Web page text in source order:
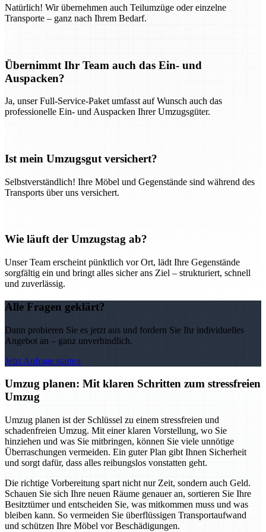
Natürlich! Wir übernehmen auch Teilumzüge oder einzelne
Transporte – ganz nach Ihrem Bedarf.
Übernimmt Ihr Team auch das Ein- und
Auspacken?
Ja, unser Full-Service-Paket umfasst auf Wunsch auch das
professionelle Ein- und Auspacken Ihrer Umzugsgüter.
Ist mein Umzugsgut versichert?
Selbstverständlich! Ihre Möbel und Gegenstände sind während des
Transports über uns versichert.
Wie läuft der Umzugstag ab?
Unser Team erscheint pünktlich vor Ort, lädt Ihre Gegenstände
sorgfältig ein und bringt alles sicher ans Ziel – strukturiert, schnell
und zuverlässig.
Alle Fragen geklärt?
Dann probieren Sie es jetzt aus und fordern Sie Ihr individuelles
Angebot an – ganz unverbindlich.
Jetzt Anfrage starten
Umzug planen: Mit klaren Schritten zum stressfreien
Umzug
Umzug planen ist der Schlüssel zu einem stressfreien und
schadenfreien Umzug. Mit einer klaren Vorstellung, wo Sie
hinziehen und was Sie mitbringen, können Sie viele unnötige
Überraschungen vermeiden. Ein guter Plan gibt Ihnen Sicherheit
und sorgt dafür, dass alles reibungslos vonstatten geht.
Die richtige Vorbereitung spart nicht nur Zeit, sondern auch Geld.
Schauen Sie sich Ihre neuen Räume genauer an, sortieren Sie Ihre
Besitztümer und entscheiden Sie, was mitkommen muss und was
bleiben kann. So vermeiden Sie überflüssigen Transportaufwand
und schützen Ihre Möbel vor Beschädigungen.